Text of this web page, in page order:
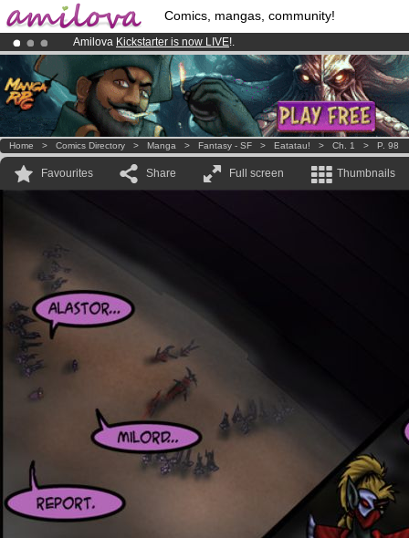
Comics, mangas, community!
Amilova Kickstarter is now LIVE!.
Already 100000membersand 1000comics & mangas!.
Premium membership from3.95 euros per month !Get membership
Home > Comics Directory > Manga > Fantasy - SF > Eatatau! > Ch. 1 > P. 98
Favourites Share Full screen Thumbnails